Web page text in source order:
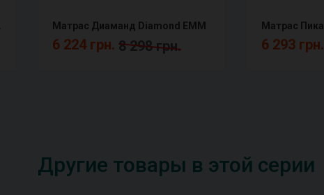
AF Матрас Диаманд Diamond ЕММ
6 224 грн. 8 298 грн. 6 293 грн.
Другие товары в этой серии